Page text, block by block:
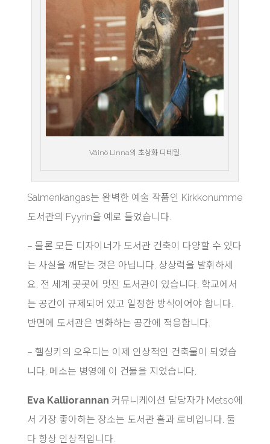
Väinö Linna의 초상화 디테일.
Salmenkangas는 완벽한 예술 작품인 Kirkkonumme
도서관의 Fyyrin을 예로 들었습니다.
– 물론 모든 디자이너가 도서관 건축이 다양할 수 있다
는 사실을 깨닫는 것은 아닙니다. 상상력을 발휘하세
요. 전 세계 곳곳에 멋진 도서관이 있습니다. 학교에서
는 공간이 규제되어 있고 일정한 방식이어야 합니다.
반면에 도서관은 변화하는 공간에 적응합니다.
– 헬싱키의 오우디는 이제 인상적인 건축물이 되었습
니다. 메소는 병영에 이 건물을 지었습니다.
Eva Kalliorannan 커뮤니케이션 담당자가 Metso에
서 가장 좋아하는 장소는 도서관 홀과 로비입니다. 둘
다 항상 인상적입니다.